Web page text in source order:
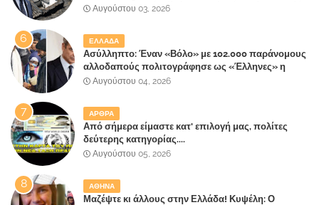
έλαβε 40% και 45% στις εκλογές του 2023,ενώ 50%
Αυγούστου 03, 2026
ΕΛΛΑΔΑ
Ασύλληπτο: Έναν «Βόλο» με 102.000 παράνομους
αλλοδαπούς πολιτογράφησε ως «Έλληνες» η
κυβέρνηση!
Αυγούστου 04, 2026
ΑΡΘΡΑ
Από σήμερα είμαστε κατ' επιλογή μας, πολίτες
δεύτερης κατηγορίας....
Αυγούστου 05, 2026
ΑΘΗΝΑ
Μαζέψτε κι άλλους στην Ελλάδα! Κυψέλη: Ο